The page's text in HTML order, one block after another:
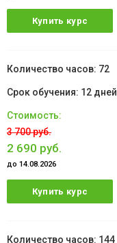
Купить курс
72
12 дней
3 700 руб.
2 690 руб.
до 14.08.2026
Купить курс
144